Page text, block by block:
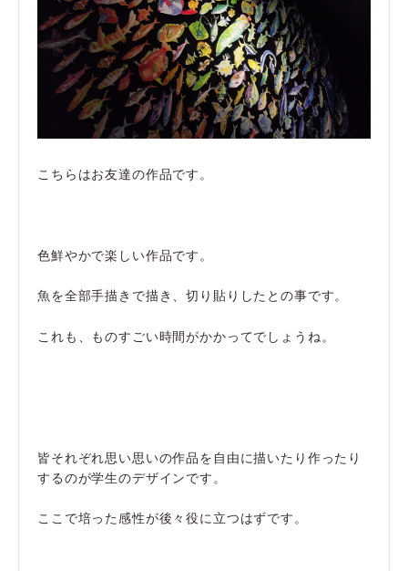
こちらはお友達の作品です。
色鮮やかで楽しい作品です。
魚を全部手描きで描き、切り貼りしたとの事です。
これも、ものすごい時間がかかってでしょうね。
皆それぞれ思い思いの作品を自由に描いたり作ったり
するのが学生のデザインです。
ここで培った感性が後々役に立つはずです。